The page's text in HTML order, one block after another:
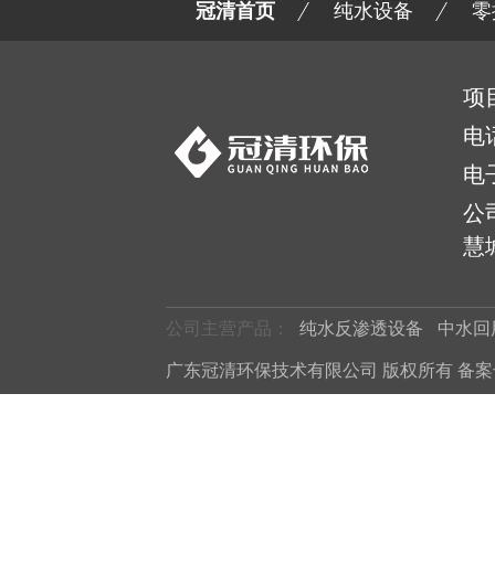
冠清首页 纯水设备
项
电
电
公
慧
公司主营产品： 纯水反渗透设备 中水回
广东冠清环保技术有限公司 版权所有 备